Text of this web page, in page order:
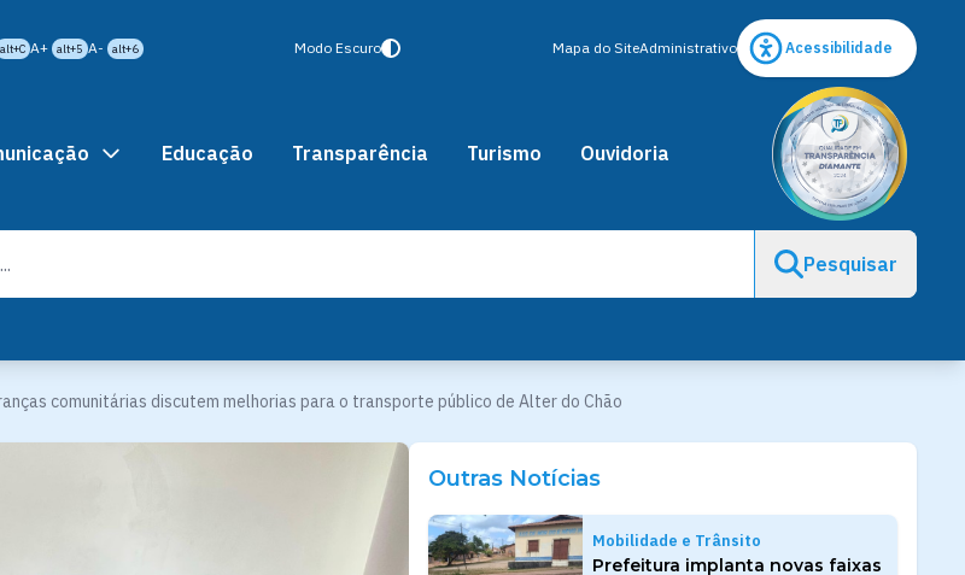
alt+C A+ alt+5 A- alt+6 Modo Escuro Mapa do SiteAdministrativo Acessibilidade
Educação Transparência Turismo Ouvidoria
Pesquisar
comunitárias discutem melhorias para o transporte público de Alter do Chão
Outras Notícias
Mobilidade e Trânsito
Prefeitura implanta novas faixas